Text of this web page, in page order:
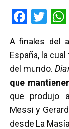
F
ce
b
o
o
k
T
tt
er
A finales del
España, la
del mundo.
que
que produjo
Messi y
desde La